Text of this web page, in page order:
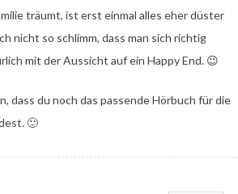
träumt, ist erst einmal alles eher düster
nicht so schlimm, dass man sich richtig
mit der Aussicht auf ein Happy End. 😉
dass du noch das passende Hörbuch für die
🙂